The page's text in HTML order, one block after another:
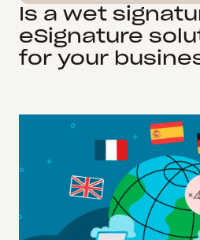
Is a wet
eSignature
for your